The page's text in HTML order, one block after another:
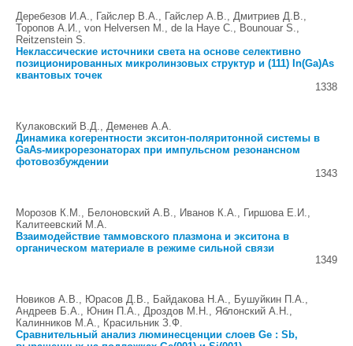
Деребезов И.А., Гайслер В.А., Гайслер А.В., Дмитриев Д.В.,
Торопов А.И., von Helversen M., de la Haye C., Bounouar S.,
Reitzenstein S.
Неклассические источники света на основе селективно
позиционированных микролинзовых структур и (111) In(Ga)As
квантовых точек
1338
Кулаковский В.Д., Деменев А.А.
Динамика когерентности экситон-поляритонной системы в
GaAs-микрорезонаторах при импульсном резонансном
фотовозбуждении
1343
Морозов К.М., Белоновский А.В., Иванов К.А., Гиршова Е.И.,
Калитеевский М.А.
Взаимодействие таммовского плазмона и экситона в
органическом материале в режиме сильной связи
1349
Новиков А.В., Юрасов Д.В., Байдакова Н.А., Бушуйкин П.А.,
Андреев Б.А., Юнин П.А., Дроздов М.Н., Яблонский А.Н.,
Калинников М.А., Красильник З.Ф.
Сравнительный анализ люминесценции слоев Ge : Sb,